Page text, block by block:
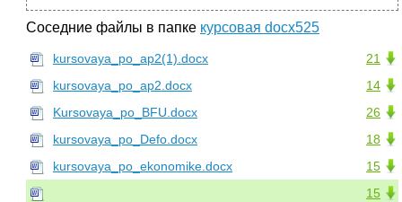
Соседние файлы в папке курсовая docx525
21
kursovaya_po_ap2(1).docx
14
kursovaya_po_ap2.docx
26
Kursovaya_po_BFU.docx
18
kursovaya_po_Defo.docx
15
kursovaya_po_ekonomike.docx
15